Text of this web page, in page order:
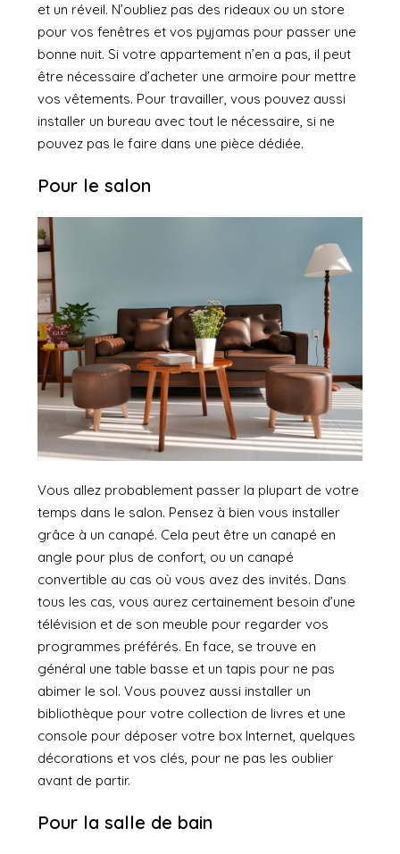
et un réveil. N’oubliez pas des rideaux ou un store
pour vos fenêtres et vos pyjamas pour passer une
bonne nuit. Si votre appartement n’en a pas, il peut
être nécessaire d’acheter une armoire pour mettre
vos vêtements. Pour travailler, vous pouvez aussi
installer un bureau avec tout le nécessaire, si ne
pouvez pas le faire dans une pièce dédiée.
Pour le salon
Vous allez probablement passer la plupart de votre
temps dans le salon. Pensez à bien vous installer
grâce à un canapé. Cela peut être un canapé en
angle pour plus de confort, ou un canapé
convertible au cas où vous avez des invités. Dans
tous les cas, vous aurez certainement besoin d’une
télévision et de son meuble pour regarder vos
programmes préférés. En face, se trouve en
général une table basse et un tapis pour ne pas
abimer le sol. Vous pouvez aussi installer un
bibliothèque pour votre collection de livres et une
console pour déposer votre box Internet, quelques
décorations et vos clés, pour ne pas les oublier
avant de partir.
Pour la salle de bain